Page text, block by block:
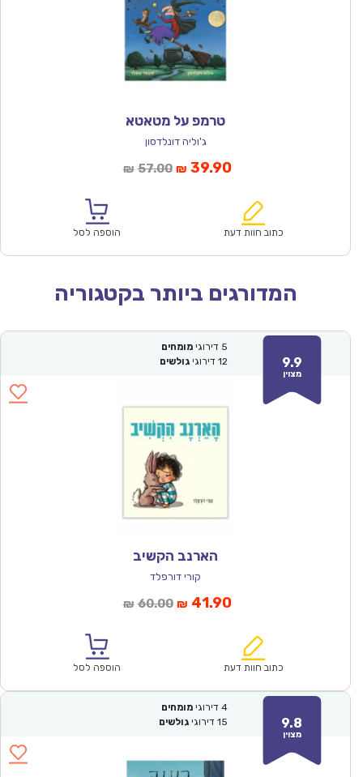
טרמפ על מטאטא
ג'וליה דונלדסון
₪ 57.00המחיר
₪57.00.
₪ 39.90המחיר
הוא:
כתוב חוות דעת הוספה לסל
המדורגים ביותר בקטגוריה
9.9
מצוין
5 דירוגי מומחים
12 דירוגי גולשים
הארנב הקשיב
קורי דורפלד
₪ 60.00המחיר
₪60.00.
₪ 41.90המחיר
הוא:
כתוב חוות דעת הוספה לסל
9.8
מצוין
4 דירוגי מומחים
15 דירוגי גולשים